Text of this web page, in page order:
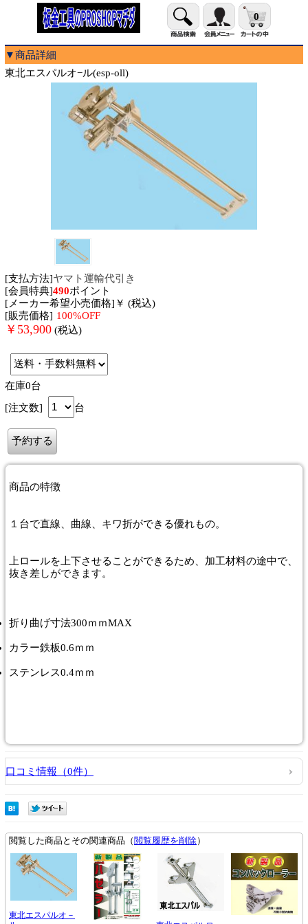
0
▼商品詳細
東北エスパルオ−ル(esp-oll)
[支払方法]ヤマト運輸代引き
[会員特典]490ポイント
[メーカー希望小売価格]￥ (税込)
[販売価格] 100%OFF
￥ 53,900 (税込)
在庫0台
[注文数]
台
商品の特徴
１台で直線、曲線、キワ折ができる優れもの。
上ロールを上下させることができるため、加工材料の途中で、
抜き差しができます。
折り曲げ寸法300ｍｍMAX
カラー鉄板0.6ｍｍ
ステンレス0.4ｍｍ
口コミ情報（0件）